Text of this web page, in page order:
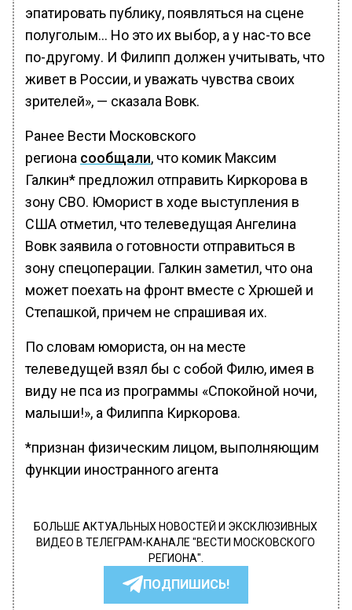
эпатировать публику, появляться на сцене
полуголым… Но это их выбор, а у нас-то все
по-другому. И Филипп должен учитывать, что
живет в России, и уважать чувства своих
зрителей», — сказала Вовк.
Ранее Вести Московского
региона сообщали, что комик Максим
Галкин* предложил отправить Киркорова в
зону СВО. Юморист в ходе выступления в
США отметил, что телеведущая Ангелина
Вовк заявила о готовности отправиться в
зону спецоперации. Галкин заметил, что она
может поехать на фронт вместе с Хрюшей и
Степашкой, причем не спрашивая их.
По словам юмориста, он на месте
телеведущей взял бы с собой Филю, имея в
виду не пса из программы «Спокойной ночи,
малыши!», а Филиппа Киркорова.
*признан физическим лицом, выполняющим
функции иностранного агента
БОЛЬШЕ АКТУАЛЬНЫХ НОВОСТЕЙ И ЭКСКЛЮЗИВНЫХ
ВИДЕО В ТЕЛЕГРАМ-КАНАЛЕ "ВЕСТИ МОСКОВСКОГО
РЕГИОНА".
ПОДПИШИСЬ!